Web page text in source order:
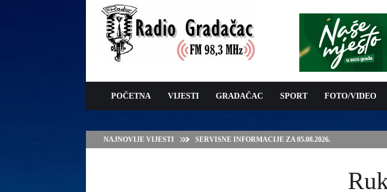
POČETNA VIJESTI GRADAČAC SPORT FOTO/VIDEO
NAJNOVIJE VIJESTI
JAVNI POZIV ZA PODNOŠENJE ZAHTJEVA ZA
SUFINANSIRANJE TROŠKOVA PROVOĐENJA